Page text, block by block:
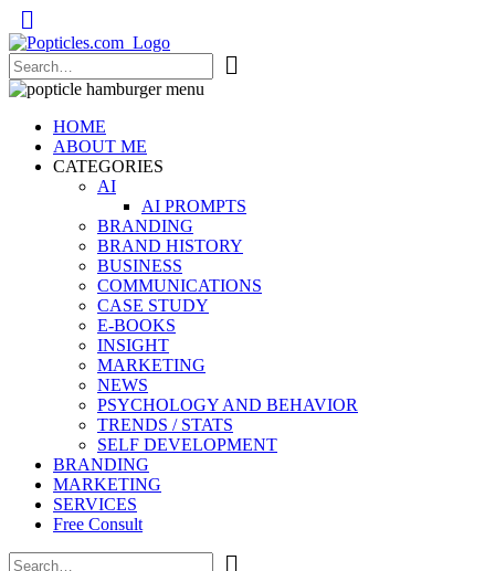
Popticles.com
HOME
ABOUT ME
CATEGORIES
AI
AI PROMPTS
BRANDING
BRAND HISTORY
BUSINESS
COMMUNICATIONS
CASE STUDY
E-BOOKS
INSIGHT
MARKETING
NEWS
PSYCHOLOGY AND BEHAVIOR
TRENDS / STATS
SELF DEVELOPMENT
BRANDING
MARKETING
SERVICES
Free Consult